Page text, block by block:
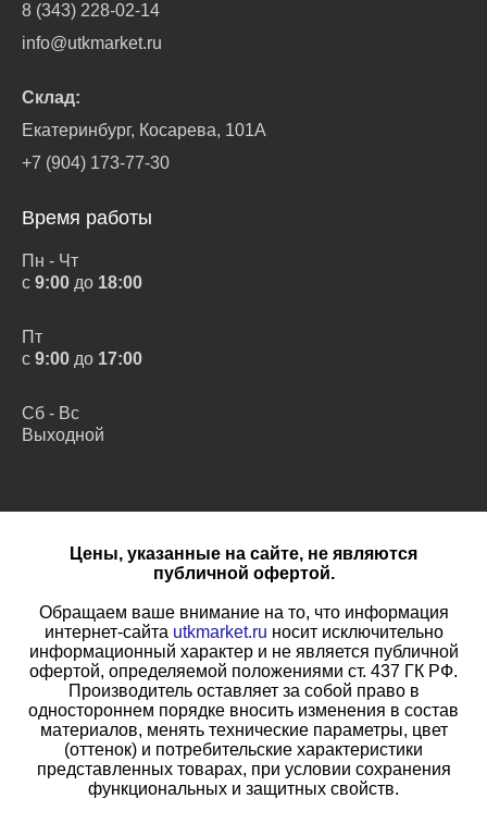
8 (343) 228-02-14
info@utkmarket.ru
Склад:
Екатеринбург, Косарева, 101А
+7 (904) 173-77-30
Время работы
Пн - Чт
с 9:00 до 18:00
Пт
с 9:00 до 17:00
Сб - Вс
Выходной
Цены, указанные на сайте, не являются
публичной офертой.
Обращаем ваше внимание на то, что информация
интернет-сайта utkmarket.ru носит исключительно
информационный характер и не является публичной
офертой, определяемой положениями ст. 437 ГК РФ.
Производитель оставляет за собой право в
одностороннем порядке вносить изменения в состав
материалов, менять технические параметры, цвет
(оттенок) и потребительские характеристики
представленных товарах, при условии сохранения
функциональных и защитных свойств.